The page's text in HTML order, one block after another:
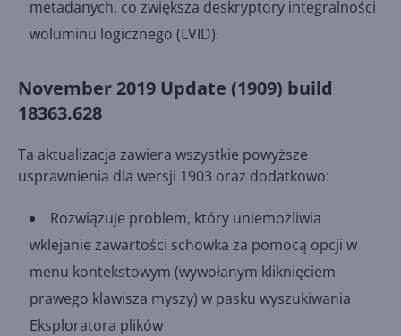
metadanych, co zwiększa deskryptory integralności
woluminu logicznego (LVID).
November 2019 Update (1909) build
18363.628
Ta aktualizacja zawiera wszystkie powyższe
usprawnienia dla wersji 1903 oraz dodatkowo:
Rozwiązuje problem, który uniemożliwia
wklejanie zawartości schowka za pomocą opcji w
menu kontekstowym (wywołanym kliknięciem
prawego klawisza myszy) w pasku wyszukiwania
Eksploratora plików